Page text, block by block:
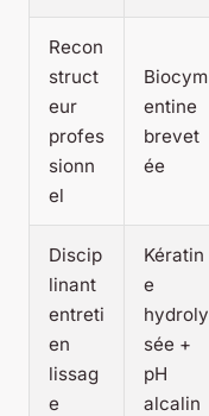
Recon
struct
eur
profes
sionn
el
Biocym
entine
brevet
ée
Discip
linant
entreti
en
lissag
e
Kératin
e
hydroly
sée +
pH
alcalin